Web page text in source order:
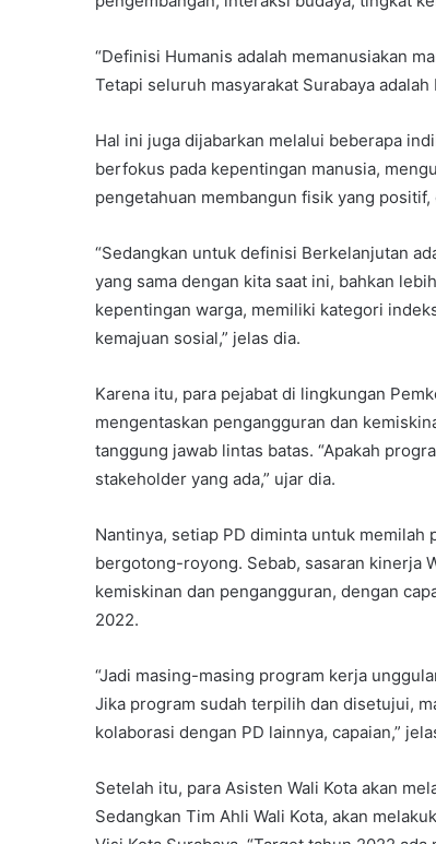
“Definisi Humanis adalah memanusiakan
Tetapi seluruh masyarakat Surabaya
Hal ini juga dijabarkan melalui beberapa
berfokus pada kepentingan manusia,
pengetahuan membangun fisik yang
“Sedangkan untuk definisi Berkelanjutan
yang sama dengan kita saat ini, bahkan
kepentingan warga, memiliki kategori
kemajuan sosial,” jelas dia.
Karena itu, para pejabat di lingkungan
mengentaskan pengangguran dan
tanggung jawab lintas batas. “Apakah
stakeholder yang ada,” ujar dia.
Nantinya, setiap PD diminta untuk
bergotong-royong. Sebab, sasaran kinerja
kemiskinan dan pengangguran, dengan
2022.
“Jadi masing-masing program kerja
Jika program sudah terpilih dan disetujui,
kolaborasi dengan PD lainnya, capaian,”
Setelah itu, para Asisten Wali Kota akan
Sedangkan Tim Ahli Wali Kota, akan